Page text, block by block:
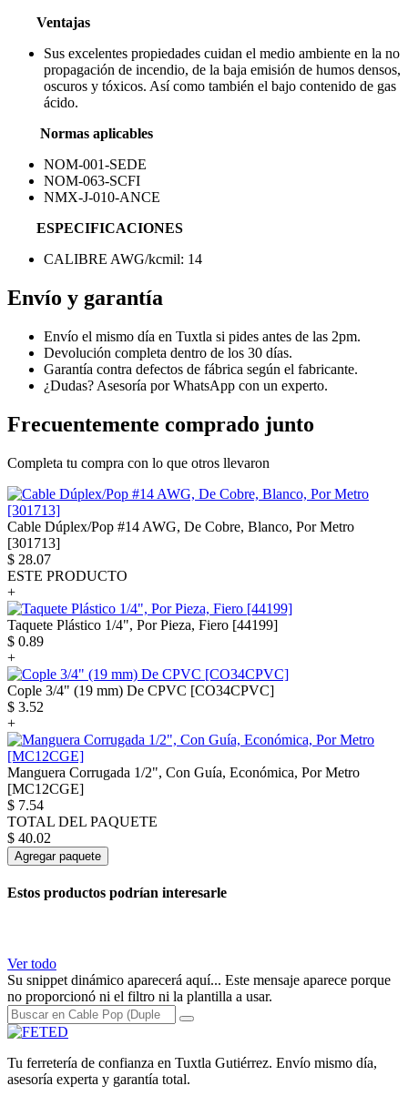
Ventajas
Sus excelentes propiedades cuidan el medio ambiente en la no
propagación de incendio, de la baja emisión de humos densos,
oscuros y tóxicos. Así como también el bajo contenido de gas
ácido.
Normas aplicables
NOM-001-SEDE
NOM-063-SCFI
NMX-J-010-ANCE
ESPECIFICACIONES
CALIBRE AWG/kcmil: 14
Envío y garantía
Envío el mismo día en Tuxtla si pides antes de las 2pm.
Devolución completa dentro de los 30 días.
Garantía contra defectos de fábrica según el fabricante.
¿Dudas? Asesoría por WhatsApp con un experto.
Frecuentemente comprado junto
Completa tu compra con lo que otros llevaron
Cable Dúplex/Pop #14 AWG, De Cobre, Blanco, Por Metro
[301713]
$ 28.07
ESTE PRODUCTO
+
Taquete Plástico 1/4", Por Pieza, Fiero [44199]
$ 0.89
+
Cople 3/4" (19 mm) De CPVC [CO34CPVC]
$ 3.52
+
Manguera Corrugada 1/2", Con Guía, Económica, Por Metro
[MC12CGE]
$ 7.54
TOTAL DEL PAQUETE
$ 40.02
Agregar paquete
Estos productos podrían interesarle
Ver todo
Su snippet dinámico aparecerá aquí... Este mensaje aparece porque
no proporcionó ni el filtro ni la plantilla a usar.
Tu ferretería de confianza en Tuxtla Gutiérrez. Envío mismo día,
asesoría experta y garantía total.